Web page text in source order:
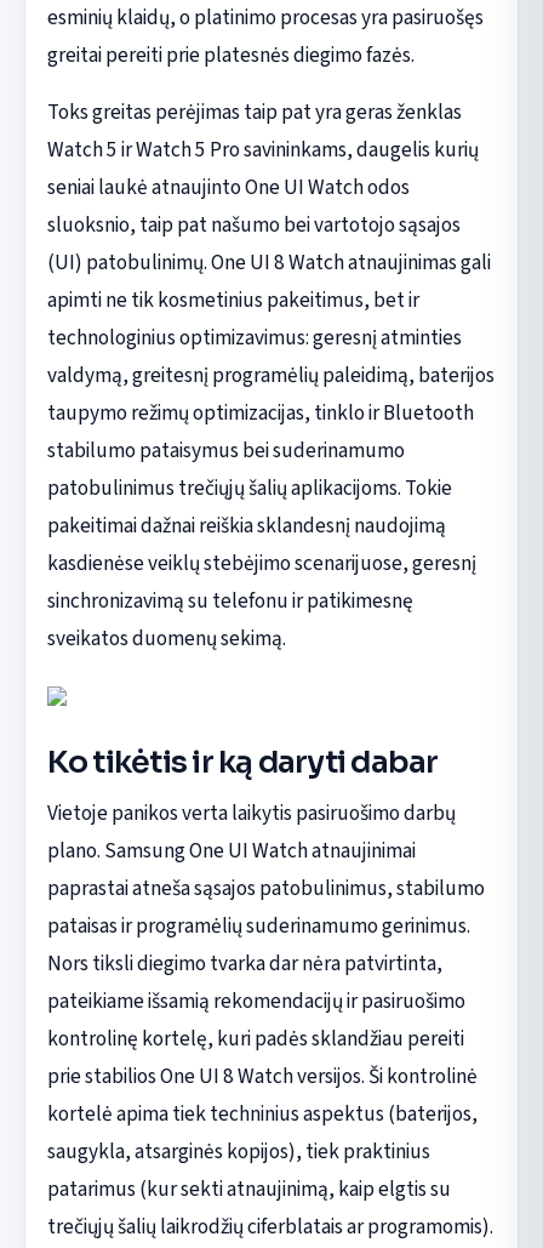
esminių klaidų, o platinimo procesas yra pasiruošęs
greitai pereiti prie platesnės diegimo fazės.
Toks greitas perėjimas taip pat yra geras ženklas
Watch 5 ir Watch 5 Pro savininkams, daugelis kurių
seniai laukė atnaujinto One UI Watch odos
sluoksnio, taip pat našumo bei vartotojo sąsajos
(UI) patobulinimų. One UI 8 Watch atnaujinimas gali
apimti ne tik kosmetinius pakeitimus, bet ir
technologinius optimizavimus: geresnį atminties
valdymą, greitesnį programėlių paleidimą, baterijos
taupymo režimų optimizacijas, tinklo ir Bluetooth
stabilumo pataisymus bei suderinamumo
patobulinimus trečiųjų šalių aplikacijoms. Tokie
pakeitimai dažnai reiškia sklandesnį naudojimą
kasdienėse veiklų stebėjimo scenarijuose, geresnį
sinchronizavimą su telefonu ir patikimesnę
sveikatos duomenų sekimą.
Ko tikėtis ir ką daryti dabar
Vietoje panikos verta laikytis pasiruošimo darbų
plano. Samsung One UI Watch atnaujinimai
paprastai atneša sąsajos patobulinimus, stabilumo
pataisas ir programėlių suderinamumo gerinimus.
Nors tiksli diegimo tvarka dar nėra patvirtinta,
pateikiame išsamią rekomendacijų ir pasiruošimo
kontrolinę kortelę, kuri padės sklandžiau pereiti
prie stabilios One UI 8 Watch versijos. Ši kontrolinė
kortelė apima tiek techninius aspektus (baterijos,
saugykla, atsarginės kopijos), tiek praktinius
patarimus (kur sekti atnaujinimą, kaip elgtis su
trečiųjų šalių laikrodžių ciferblatais ar programomis).